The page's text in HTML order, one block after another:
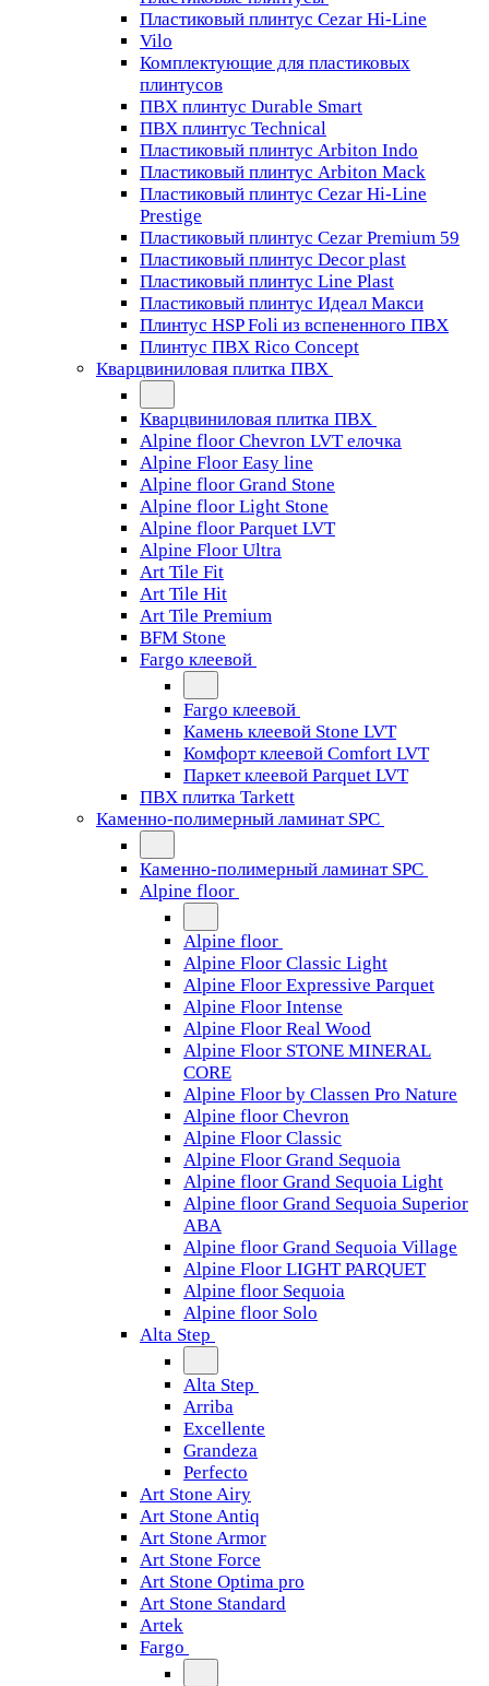
Пластиковый плинтус Cezar Hi-Line
Vilo
Комплектующие для пластиковых
плинтусов
ПВХ плинтус Durable Smart
ПВХ плинтус Technical
Пластиковый плинтус Arbiton Indo
Пластиковый плинтус Arbiton Mack
Пластиковый плинтус Cezar Hi-Line
Prestige
Пластиковый плинтус Cezar Premium 59
Пластиковый плинтус Decor plast
Пластиковый плинтус Line Plast
Пластиковый плинтус Идеал Макси
Плинтус HSP Foli из вспененного ПВХ
Плинтус ПВХ Rico Concept
Кварцвиниловая плитка ПВХ
Кварцвиниловая плитка ПВХ
Alpine floor Chevron LVT елочка
Alpine Floor Easy line
Alpine floor Grand Stone
Alpine floor Light Stone
Alpine floor Parquet LVT
Alpine Floor Ultra
Art Tile Fit
Art Tile Hit
Art Tile Premium
BFM Stone
Fargo клеевой
Fargo клеевой
Камень клеевой Stone LVT
Комфорт клеевой Comfort LVT
Паркет клеевой Parquet LVT
ПВХ плитка Tarkett
Каменно-полимерный ламинат SPC
Каменно-полимерный ламинат SPC
Alpine floor
Alpine floor
Alpine Floor Classic Light
Alpine Floor Expressive Parquet
Alpine Floor Intense
Alpine Floor Real Wood
Alpine Floor STONE MINERAL
CORE
Alpine Floor by Classen Pro Nature
Alpine floor Chevron
Alpine Floor Classic
Alpine Floor Grand Sequoia
Alpine floor Grand Sequoia Light
Alpine floor Grand Sequoia Superior
ABA
Alpine floor Grand Sequoia Village
Alpine Floor LIGHT PARQUET
Alpine floor Sequoia
Alpine floor Solo
Alta Step
Alta Step
Arriba
Excellente
Grandeza
Perfecto
Art Stone Airy
Art Stone Antiq
Art Stone Armor
Art Stone Force
Art Stone Optima pro
Art Stone Standard
Artek
Fargo